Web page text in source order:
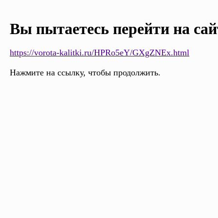
Вы пытаетесь перейти на
https://vorota-kalitki.ru/HPRo5eY/GXgZNEx.html
Нажмите на ссылку, чтобы продолжить.